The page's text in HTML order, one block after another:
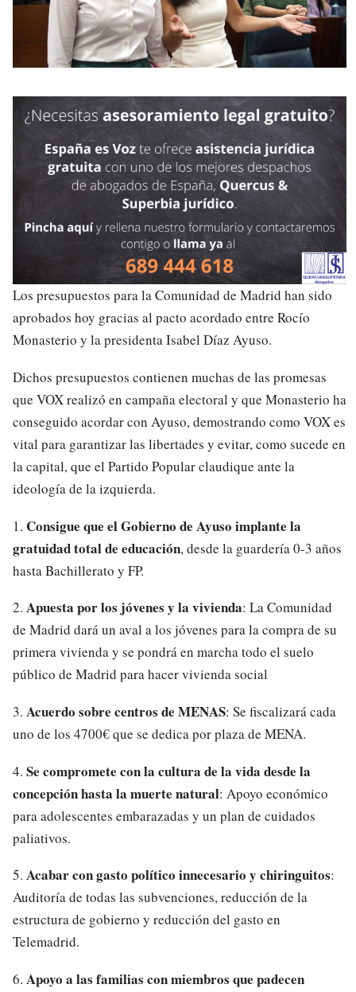
Los presupuestos para la Comunidad de Madrid han sido
aprobados hoy gracias al pacto acordado entre Rocío
Monasterio y la presidenta Isabel Díaz Ayuso.
Dichos presupuestos contienen muchas de las promesas
que VOX realizó en campaña electoral y que Monasterio ha
conseguido acordar con Ayuso, demostrando como VOX es
vital para garantizar las libertades y evitar, como sucede en
la capital, que el Partido Popular claudique ante la
ideología de la izquierda.
1. Consigue que el Gobierno de Ayuso implante la
gratuidad total de educación, desde la guardería 0-3 años
hasta Bachillerato y FP.
2. Apuesta por los jóvenes y la vivienda: La Comunidad
de Madrid dará un aval a los jóvenes para la compra de su
primera vivienda y se pondrá en marcha todo el suelo
público de Madrid para hacer vivienda social
3. Acuerdo sobre centros de MENAS: Se fiscalizará cada
uno de los 4700€ que se dedica por plaza de MENA.
4. Se compromete con la cultura de la vida desde la
concepción hasta la muerte natural: Apoyo económico
para adolescentes embarazadas y un plan de cuidados
paliativos.
5. Acabar con gasto político innecesario y chiringuitos:
Auditoría de todas las subvenciones, reducción de la
estructura de gobierno y reducción del gasto en
Telemadrid.
6. Apoyo a las familias con miembros que padecen